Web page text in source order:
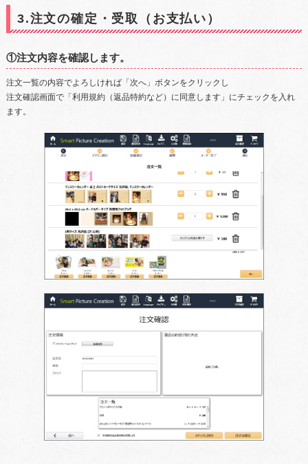
3.注文の確定・受取（お支払い）
①注文内容を確認します。
注文一覧の内容でよろしければ「次へ」ボタンをクリックし
注文確認画面で「利用規約（返品特約など）に同意します」にチェックを入れ
ます。